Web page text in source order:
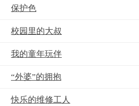
保护色
校园里的大叔
我的童年玩伴
“外婆”的拥抱
快乐的维修工人